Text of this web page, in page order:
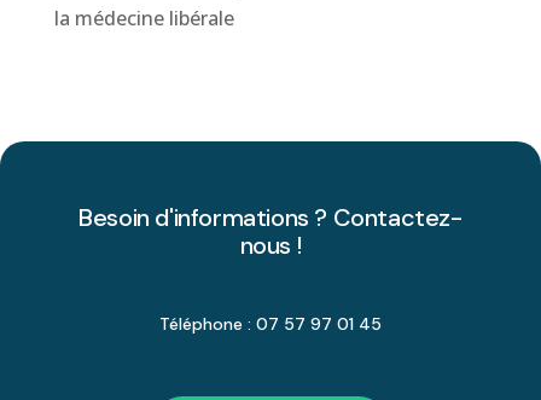
la médecine libérale
Besoin d'informations ? Contactez-
nous !
Téléphone : 07 57 97 01 45